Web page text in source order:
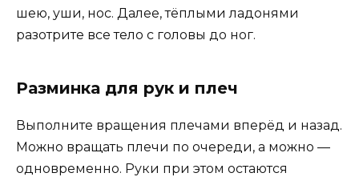
шею, уши, нос. Далее, тёплыми ладонями
разотрите все тело с головы до ног.
Разминка для рук и плеч
Выполните вращения плечами вперёд и назад.
Можно вращать плечи по очереди, а можно —
одновременно. Руки при этом остаются